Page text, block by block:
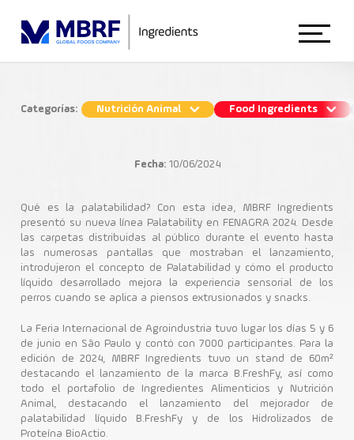
Animal Nutrition
Food Ingredients
Blog
Contacto
potenciador de palatabilidad líquido
Nutrición Animal
B.FreshFy Palatabilizantes
Categorías: Nutrición Animal Food Ingredients
Fecha:10/06/2024
Qué es la palatabilidad? Con esta idea, MBRF Ingredients
presentó su nueva línea Palatability en FENAGRA 2024. Desde
las carpetas distribuidas al público durante el evento hasta
las numerosas pantallas que mostraban el lanzamiento,
introdujeron el concepto de Palatabilidad y cómo el producto
líquido desarrollado mejora la experiencia sensorial de los
perros cuando se aplica a piensos extrusionados y snacks.
La Feria Internacional de Agroindustria tuvo lugar los días 5 y 6
de junio en São Paulo y contó con 7000 participantes. Para la
edición de 2024, MBRF Ingredients tuvo un stand de 60m²
destacando el lanzamiento de la marca B.FreshFy, así como
todo el portafolio de Ingredientes Alimenticios y Nutrición
Animal, destacando el lanzamiento del mejorador de
palatabilidad líquido B.FreshFy y de los Hidrolizados de
Proteína BioActio.